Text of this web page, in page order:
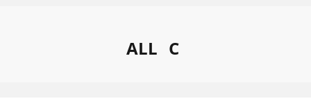
ALL C